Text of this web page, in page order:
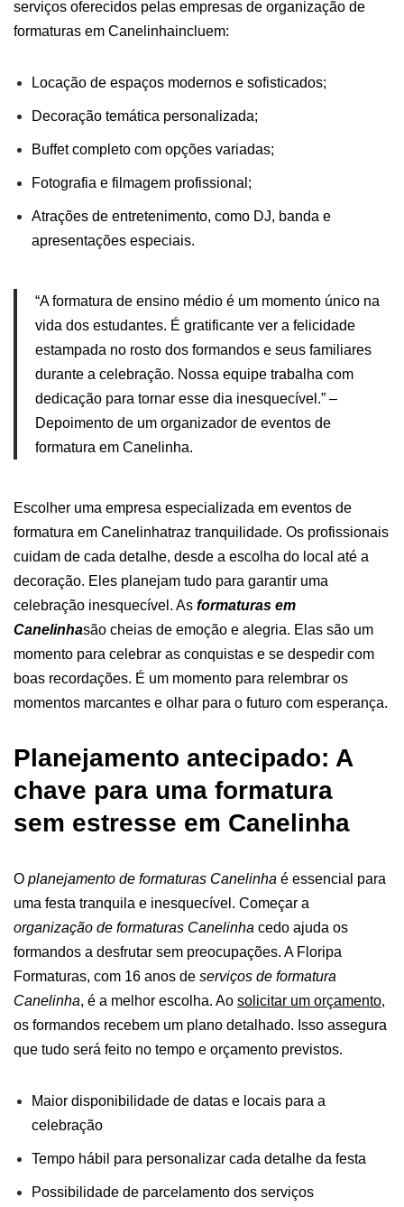
serviços oferecidos pelas empresas de organização de
formaturas em Canelinhaincluem:
Locação de espaços modernos e sofisticados;
Decoração temática personalizada;
Buffet completo com opções variadas;
Fotografia e filmagem profissional;
Atrações de entretenimento, como DJ, banda e
apresentações especiais.
“Aformatura de ensino médio é um momento único na
vida dos estudantes. É gratificante ver a felicidade
estampada no rosto dos formandos e seus familiares
durante a celebração. Nossa equipe trabalha com
dedicação para tornar esse dia inesquecível.” –
Depoimento de um organizador de eventos de
formatura em Canelinha.
Escolher uma empresa especializada em eventos de
formatura em Canelinhatraz tranquilidade. Os profissionais
cuidam de cada detalhe, desde a escolha do local até a
decoração. Eles planejam tudo para garantir uma
celebração inesquecível. As formaturas em
Canelinhasão cheias de emoção e alegria. Elas são um
momento para celebrar as conquistas e se despedir com
boas recordações. É um momento para relembrar os
momentos marcantes e olhar para o futuro com esperança.
Planejamento antecipado: A
chave para uma formatura
sem estresse em Canelinha
O planejamento de formaturas Canelinha é essencial para
uma festa tranquila e inesquecível. Começar a
organização de formaturas Canelinha cedo ajuda os
formandos a desfrutar sem preocupações. A Floripa
Formaturas, com 16 anos de serviços de formatura
Canelinha, é a melhor escolha. Ao solicitar um orçamento,
os formandos recebem um plano detalhado. Isso assegura
que tudo será feito no tempo e orçamento previstos.
Maior disponibilidade de datas e locais para a
celebração
Tempo hábil para personalizar cada detalhe da festa
Possibilidade de parcelamento dos serviços